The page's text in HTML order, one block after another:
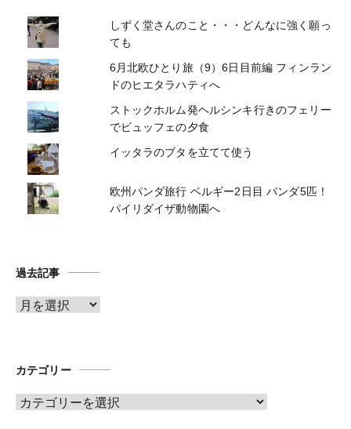
しずく堂さんのこと・・・どんなに強く願っ
ても
6月北欧ひとり旅（9）6日目前編 フィンラン
ドのヒエタラハティへ
ストックホルム発ヘルシンキ行きのフェリー
でビュッフェの夕食
イッタラのブタを立てて使う
欧州パンダ旅行 ベルギー2日目 パンダ5匹！
パイリダイザ動物園へ
過去記事
ア
ブ
カテゴリー
カ